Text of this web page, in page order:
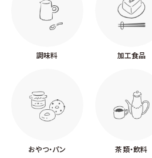
調味料 加工食品
おやつ・パン 茶類・飲料